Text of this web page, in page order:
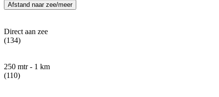
Afstand naar zee/meer
Direct aan zee
(134)
250 mtr - 1 km
(110)